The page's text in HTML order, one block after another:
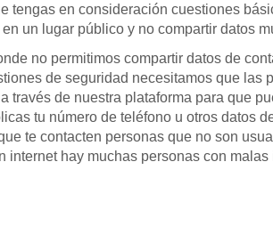
tengas en consideración cuestiones
un lugar público y no compartir datos
no permitimos compartir datos de
de seguridad necesitamos que las
través de nuestra plataforma para que
tu número de teléfono u otros datos
te contacten personas que no son
internet hay muchas personas con malas